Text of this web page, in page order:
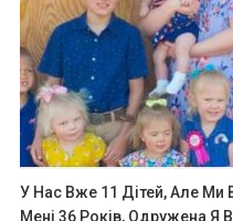
У Нас Вже 11 Дітей, Але
Мені 36 Років, Одружена Я